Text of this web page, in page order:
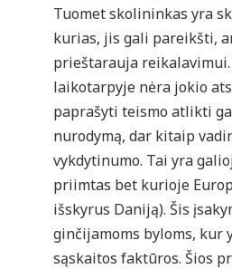
Tuomet skolininkas yra
kurias, jis gali pareikšti,
prieštarauja
laikotarpyje nėra jokio
paprašyti teismo atlikti
nurodymą, dar kitaip
vykdytinumo. Tai yra
priimtas bet kurioje
išskyrus Daniją). Šis
ginčijamoms byloms, kur
sąskaitos faktūros. Šios